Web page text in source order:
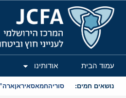
המרכז הירושלמי לענייני
עמוד הבית אודותינו
נושאים חמים: סוריהחמאסאיראן